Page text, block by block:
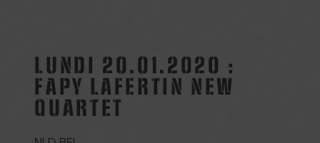
LUNDI 20.01.2020 :
FAPY LAFERTIN NEW
QUARTET